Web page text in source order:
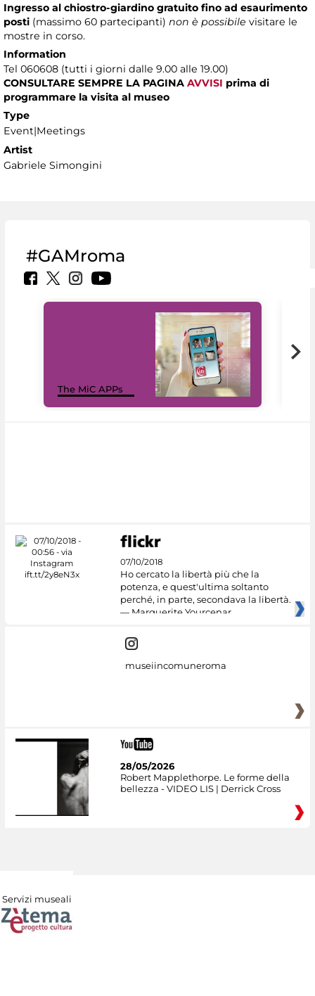
Ingresso al chiostro-giardino gratuito fino ad esaurimento
posti (massimo 60 partecipanti) non è possibile visitare le
mostre in corso.
Information
Tel 060608 (tutti i giorni dalle 9.00 alle 19.00)
CONSULTARE SEMPRE LA PAGINA AVVISI prima di
programmare la visita al museo
Type
Event|Meetings
Artist
Gabriele Simongini
#GAMroma
The MiC APPs
07/10/2018
Ho cercato la libertà più che la
potenza, e quest'ultima soltanto
perché, in parte, secondava la libertà.
— Marguerite Yourcenar
museiincomuneroma
28/05/2026
Robert Mapplethorpe. Le forme della
bellezza - VIDEO LIS | Derrick Cross
Servizi museali